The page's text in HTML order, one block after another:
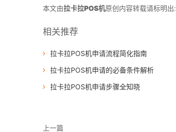
本文由拉卡拉POS机原创内容转载请标明出:
相关推荐
拉卡拉POS机申请流程简化指南
拉卡拉POS机申请的必备条件解析
拉卡拉POS机申请步骤全知晓
上一篇